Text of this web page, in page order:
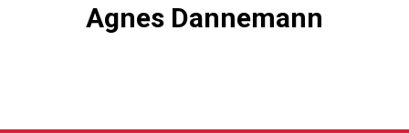
Agnes Dannemann